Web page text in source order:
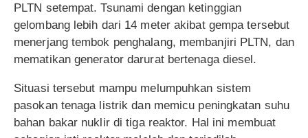
PLTN setempat. Tsunami dengan ketinggian
gelombang lebih dari 14 meter akibat gempa tersebut
menerjang tembok penghalang, membanjiri PLTN, dan
mematikan generator darurat bertenaga diesel.
Situasi tersebut mampu melumpuhkan sistem
pasokan tenaga listrik dan memicu peningkatan suhu
bahan bakar nuklir di tiga reaktor. Hal ini membuat